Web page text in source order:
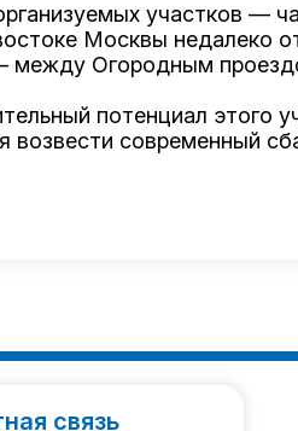
участков —
Москвы недалеко
между Огородным
потенциал этого
возвести современный
связь